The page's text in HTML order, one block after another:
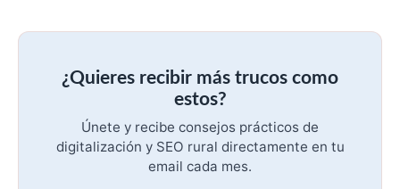
¿Quieres recibir más trucos como
estos?
Únete y recibe consejos prácticos de
digitalización y SEO rural directamente en tu
email cada mes.